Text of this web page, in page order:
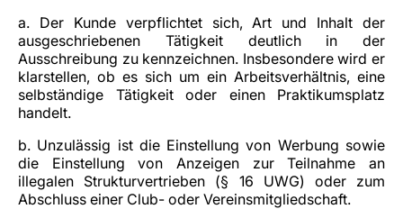
a. Der Kunde verpflichtet sich, Art und Inhalt der
ausgeschriebenen Tätigkeit deutlich in der
Ausschreibung zu kennzeichnen. Insbesondere wird er
klarstellen, ob es sich um ein Arbeitsverhältnis, eine
selbständige Tätigkeit oder einen Praktikumsplatz
handelt.
b. Unzulässig ist die Einstellung von Werbung sowie
die Einstellung von Anzeigen zur Teilnahme an
illegalen Strukturvertrieben (§ 16 UWG) oder zum
Abschluss einer Club- oder Vereinsmitgliedschaft.